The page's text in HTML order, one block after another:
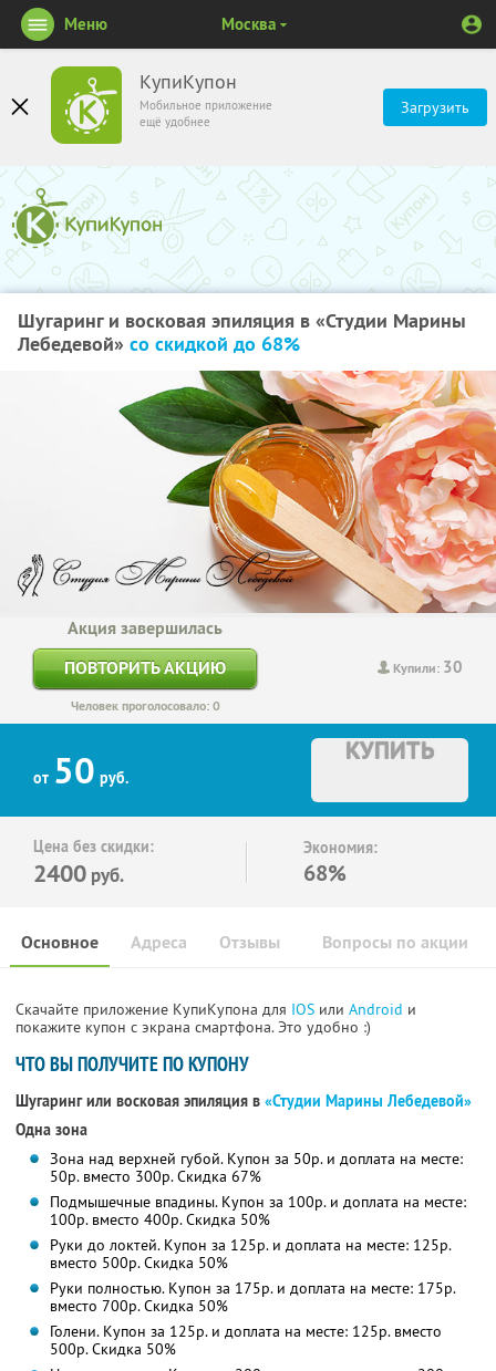
КупиКупон
Мобильное приложение
ещё удобнее
Загрузить
Меню Москва
Шугаринг и восковая эпиляция в «Студии Марины
Лебедевой» со скидкой до 68%
Купили: 30
Акция завершилась
ПОВТОРИТЬ АКЦИЮ
Человек проголосовало: 0
от 50 руб.
КУПИТЬ
Цена без скидки:
2400 руб.
Экономия:
68%
Основное Отзывы Вопросы по акции
Адреса
Скачайте приложение КупиКупона для IOS или Android и
покажите купон с экрана смартфона. Это удобно :)
ЧТО ВЫ ПОЛУЧИТЕ ПО КУПОНУ
Шугаринг или восковая эпиляция в «Студии Марины Лебедевой»
Одна зона
Зона над верхней губой. Купон за 50р. и доплата на месте:
50р. вместо 300р. Скидка 67%
Подмышечные впадины. Купон за 100р. и доплата на месте:
100р. вместо 400р. Скидка 50%
Руки до локтей. Купон за 125р. и доплата на месте: 125р.
вместо 500р. Скидка 50%
Руки полностью. Купон за 175р. и доплата на месте: 175р.
вместо 700р.Скидка 50%
Голени. Купон за 125р. и доплата на месте: 125р. вместо
500р. Скидка 50%